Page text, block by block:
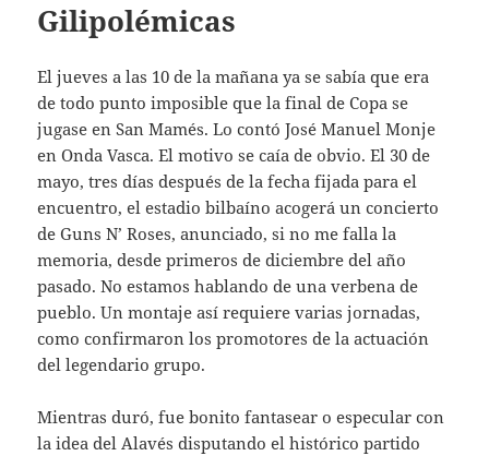
Gilipolémicas
El jueves a las 10 de la mañana ya se sabía que era
de todo punto imposible que la final de Copa se
jugase en San Mamés. Lo contó José Manuel Monje
en Onda Vasca. El motivo se caía de obvio. El 30 de
mayo, tres días después de la fecha fijada para el
encuentro, el estadio bilbaíno acogerá un concierto
de Guns N’ Roses, anunciado, si no me falla la
memoria, desde primeros de diciembre del año
pasado. No estamos hablando de una verbena de
pueblo. Un montaje así requiere varias jornadas,
como confirmaron los promotores de la actuación
del legendario grupo.
Mientras duró, fue bonito fantasear o especular con
la idea del Alavés disputando el histórico partido